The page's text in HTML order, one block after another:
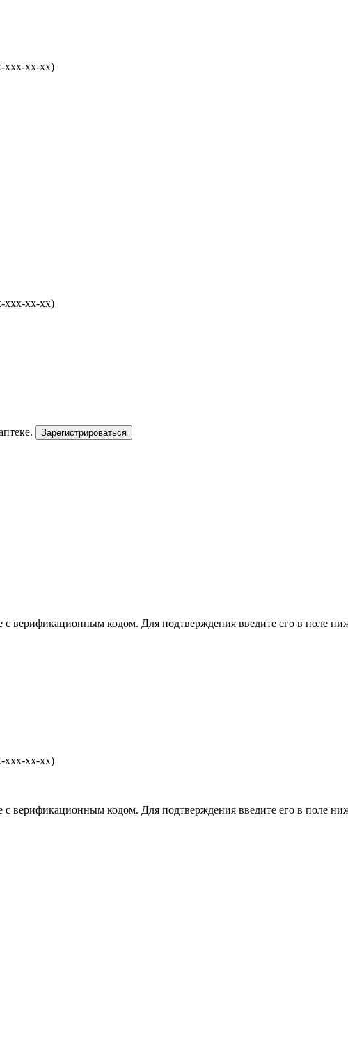
ххх-хх-хх)
ххх-хх-хх)
Зарегистрироваться
верификационным кодом. Для подтверждения введите его в поле
ххх-хх-хх)
верификационным кодом. Для подтверждения введите его в поле